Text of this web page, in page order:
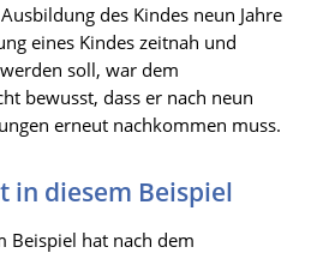
des Kindes neun Jahre
eines Kindes zeitnah und
soll, war dem
bewusst, dass er nach neun
erneut nachkommen muss.
in diesem Beispiel
Beispiel hat nach dem